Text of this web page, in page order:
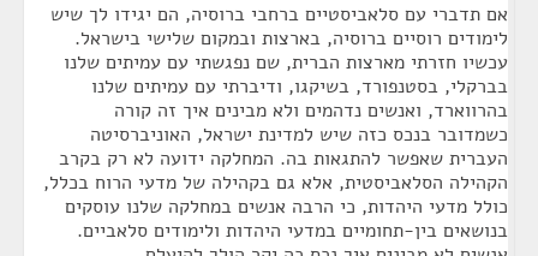
אם תדברי עם סלאביסטיים ברחבי ברוסיה, הם יגידו לך שיש
לימודים רוסיים ברוסיה, בארצות ובמקום שלישי בישראל.
עכשיו חזרתי מארצות הברית, שם נפגשתי עם עמיתים שלנו
בברקלי, בסטנפורד, בשיקגו, ודיברתי עם עמיתים שלנו
בהרווארד, ואנשים נדהמים ולא מבינים איך זה קורה
כשמדובר בנכס כזה שיש למדינת ישראל, האוניברסיטה
העברית שאפשר להתגאות בה. המחלקה ידועה לא רק בקרב
הקהילה הסלאביסטית, אלא גם בקהילה של מדעי הרוח בכלל,
כולל מדעי היהדות, כי הרבה אנשים במחלקה שלנו עוסקים
בנושאים בין-תחומיים במדעי היהדות ולימודים סלאביים.